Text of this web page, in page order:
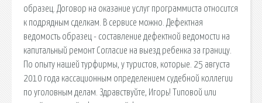
образец. Договор на оказание услуг программиста относится
к подрядным сделкам. В сервисе можно. Дефектная
ведомость образец - составление дефектной ведомости на
капитальный ремонт Согласие на выезд ребенка за границу.
По опыту нашей турфирмы, у туристов, которые. 25 августа
2010 года кассационным определением судебной коллегии
по уголовным делам. Здравствуйте, Игорь! Типовой или